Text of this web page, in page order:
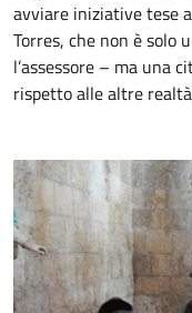
avviare iniziative tese
Torres, che non è solo
l’assessore – ma una
rispetto alle altre